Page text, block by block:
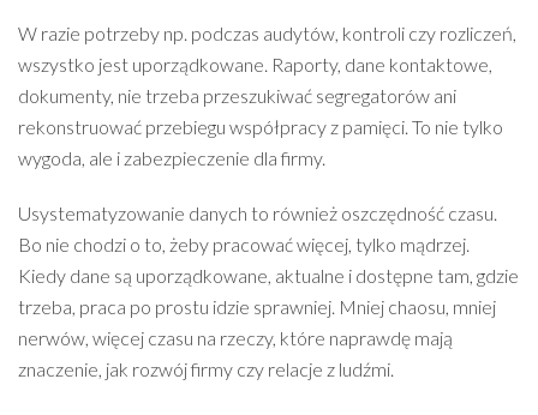
W razie potrzeby np. podczas audytów, kontroli czy rozliczeń,
wszystko jest uporządkowane. Raporty, dane kontaktowe,
dokumenty, nie trzeba przeszukiwać segregatorów ani
rekonstruować przebiegu współpracy z pamięci. To nie tylko
wygoda, ale i zabezpieczenie dla firmy.
Usystematyzowanie danych to również oszczędność czasu.
Bo nie chodzi o to, żeby pracować więcej, tylko mądrzej.
Kiedy dane są uporządkowane, aktualne i dostępne tam, gdzie
trzeba, praca po prostu idzie sprawniej. Mniej chaosu, mniej
nerwów, więcej czasu na rzeczy, które naprawdę mają
znaczenie, jak rozwój firmy czy relacje z ludźmi.